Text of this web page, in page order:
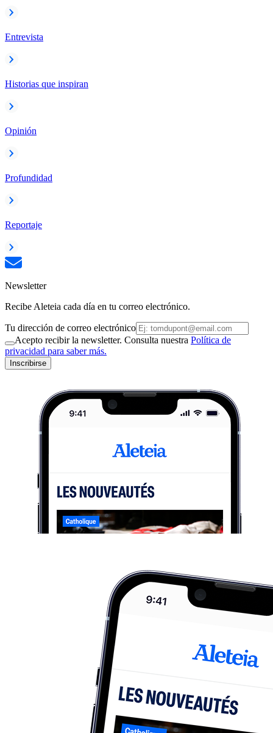
Entrevista
Historias que inspiran
Opinión
Profundidad
Reportaje
Newsletter
Recibe Aleteia cada día en tu correo electrónico.
Tu dirección de correo electrónico
Acepto recibir la newsletter. Consulta nuestra Política de
privacidad para saber más.
Inscribirse